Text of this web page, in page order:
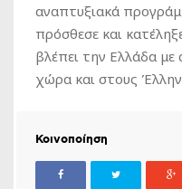
αναπτυξιακά
πρόσθεσε και
βλέπει την Ελλάδα με
χώρα και στους
Κοινοποίηση